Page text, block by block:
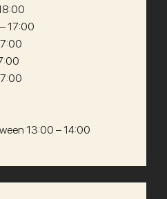
17:00
13:00 – 14:00